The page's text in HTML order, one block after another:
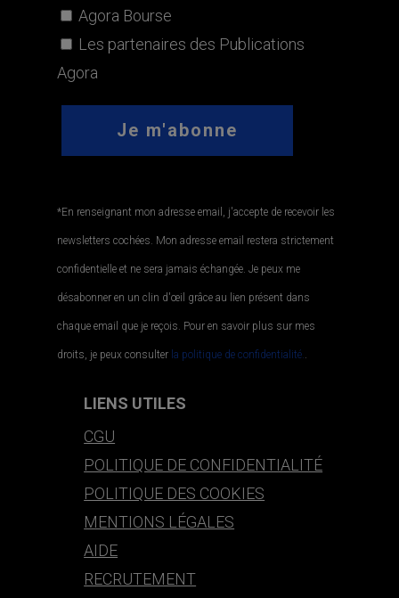
Agora Bourse
Les partenaires des Publications
Agora
*En renseignant mon adresse email, j'accepte de recevoir les
newsletters cochées. Mon adresse email restera strictement
confidentielle et ne sera jamais échangée. Je peux me
désabonner en un clin d'œil grâce au lien présent dans
chaque email que je reçois. Pour en savoir plus sur mes
droits, je peux consulter la politique de confidentialité..
LIENS UTILES
CGU
POLITIQUE DE CONFIDENTIALITÉ
POLITIQUE DES COOKIES
MENTIONS LÉGALES
AIDE
RECRUTEMENT